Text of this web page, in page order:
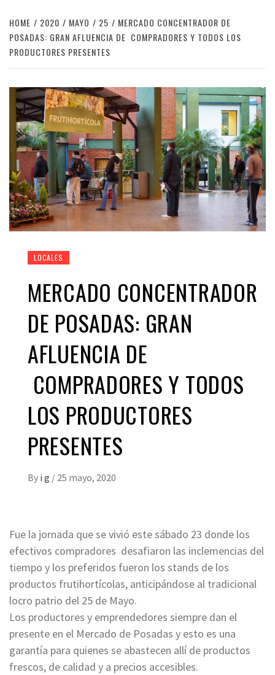
HOME 2020 MAYO 25
MERCADO CONCENTRADOR DE
POSADAS: GRAN AFLUENCIA DE COMPRADORES Y TODOS LOS
PRODUCTORES PRESENTES
LOCALES
MERCADO CONCENTRADOR
DE POSADAS: GRAN
AFLUENCIA DE
COMPRADORES Y TODOS
LOS PRODUCTORES
PRESENTES
By i g / 25 mayo, 2020
Fue la jornada que se vivió este sábado 23 donde los
efectivos compradores desafiaron las inclemencias del
tiempo y los preferidos fueron los stands de los
productos frutihortícolas, anticipándose al tradicional
locro patrio del 25 de Mayo.
Los productores y emprendedores siempre dan el
presente en el Mercado de Posadas y esto es una
garantía para quienes se abastecen allí de productos
frescos, de calidad y a precios accesibles.